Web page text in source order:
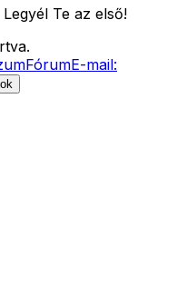
Te az első!
FórumE-mail: